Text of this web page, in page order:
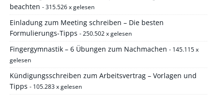
beachten - 315.526 x gelesen
Einladung zum Meeting schreiben – Die besten
Formulierungs-Tipps - 250.502 x gelesen
Fingergymnastik – 6 Übungen zum Nachmachen - 145.115 x
gelesen
Kündigungsschreiben zum Arbeitsvertrag – Vorlagen und
Tipps - 105.283 x gelesen